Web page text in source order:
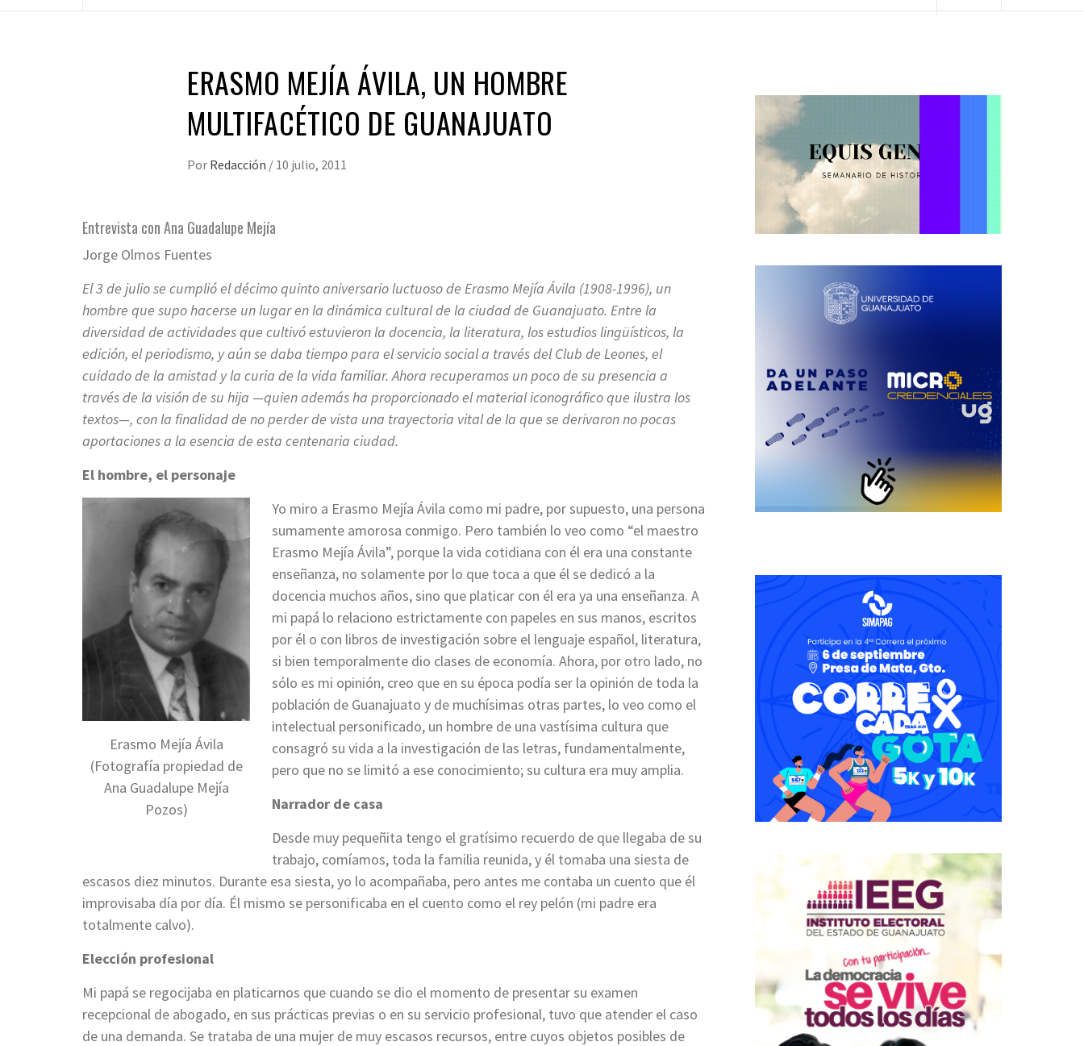
ERASMO MEJÍA ÁVILA, UN HOMBRE
MULTIFACÉTICO DE GUANAJUATO
Por Redacción / 10 julio, 2011
Entrevista con Ana Guadalupe Mejía
Jorge Olmos Fuentes
El 3 de julio se cumplió el décimo quinto aniversario luctuoso de Erasmo Mejía Ávila (1908-1996), un
hombre que supo hacerse un lugar en la dinámica cultural de la ciudad de Guanajuato. Entre la
diversidad de actividades que cultivó estuvieron la docencia, la literatura, los estudios lingüísticos, la
edición, el periodismo, y aún se daba tiempo para el servicio social a través del Club de Leones, el
cuidado de la amistad y la curia de la vida familiar. Ahora recuperamos un poco de su presencia a
través de la visión de su hija —quien además ha proporcionado el material iconográfico que ilustra los
textos—, con la finalidad de no perder de vista una trayectoria vital de la que se derivaron no pocas
aportaciones a la esencia de esta centenaria ciudad.
El hombre, el personaje
Erasmo Mejía Ávila
(Fotografía propiedad de
Ana Guadalupe Mejía
Pozos)
Yo miro a Erasmo Mejía Ávila como mi padre, por supuesto, una persona
sumamente amorosa conmigo. Pero también lo veo como “el maestro
Erasmo Mejía Ávila”, porque la vida cotidiana con él era una constante
enseñanza, no solamente por lo que toca a que él se dedicó a la
docencia muchos años, sino que platicar con él era ya una enseñanza. A
mi papá lo relaciono estrictamente con papeles en sus manos, escritos
por él o con libros de investigación sobre el lenguaje español, literatura,
si bien temporalmente dio clases de economía. Ahora, por otro lado, no
sólo es mi opinión, creo que en su época podía ser la opinión de toda la
población de Guanajuato y de muchísimas otras partes, lo veo como el
intelectual personificado, un hombre de una vastísima cultura que
consagró su vida a la investigación de las letras, fundamentalmente,
pero que no se limitó a ese conocimiento; su cultura era muy amplia.
Narrador de casa
Desde muy pequeñita tengo el gratísimo recuerdo de que llegaba de su
trabajo, comíamos, toda la familia reunida, y él tomaba una siesta de
escasos diez minutos. Durante esa siesta, yo lo acompañaba, pero antes me contaba un cuento que él
improvisaba día por día. Él mismo se personificaba en el cuento como el rey pelón (mi padre era
totalmente calvo).
Elección profesional
Mi papá se regocijaba en platicarnos que cuando se dio el momento de presentar su examen
recepcional de abogado, en sus prácticas previas o en su servicio profesional, tuvo que atender el caso
de una demanda. Se trataba de una mujer de muy escasos recursos, entre cuyos objetos posibles de